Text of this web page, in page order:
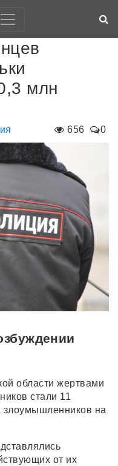
млн
656 0
области жертвами
стали 11
злоумышленников на
от их